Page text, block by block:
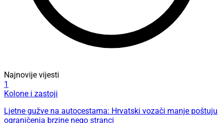
Najnovije vijesti
1
Kolone i zastoji
Ljetne gužve na autocestama: Hrvatski vozači manje poštuju
ograničenja brzine nego stranci